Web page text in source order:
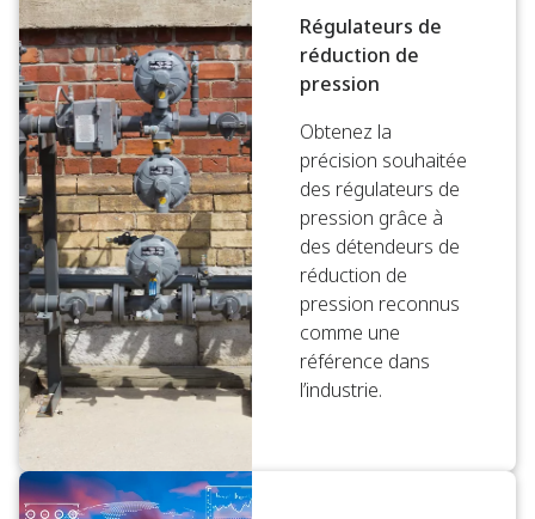
Régulateurs de
réduction de
pression
Obtenez la
précision souhaitée
des régulateurs de
pression grâce à
des détendeurs de
réduction de
pression reconnus
comme une
référence dans
l’industrie.